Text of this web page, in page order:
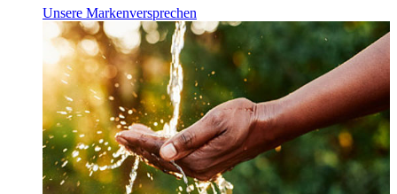
Unsere Markenversprechen